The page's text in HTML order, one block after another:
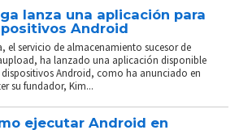
lanza una aplicación para
Android
el servicio de almacenamiento sucesor de
ha lanzado una aplicación disponible
Android, como ha anunciado en
su fundador, Kim...
ejecutar Android en